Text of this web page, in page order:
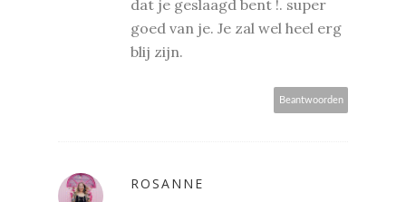
dat je geslaagd bent !. super
goed van je. Je zal wel heel erg
blij zijn.
Beantwoorden
ROSANNE